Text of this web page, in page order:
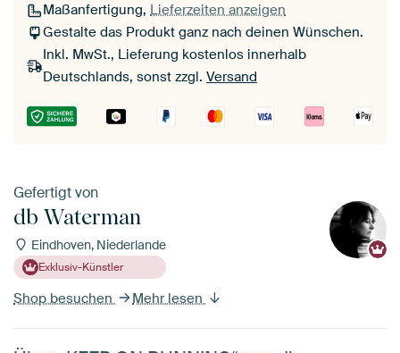
Maßanfertigung, Lieferzeiten anzeigen
Gestalte das Produkt ganz nach deinen Wünschen.
Inkl. MwSt., Lieferung kostenlos innerhalb
Deutschlands, sonst zzgl. Versand
Gefertigt von
db Waterman
Eindhoven, Niederlande
Exklusiv-Künstler
Shop besuchen Mehr lesen